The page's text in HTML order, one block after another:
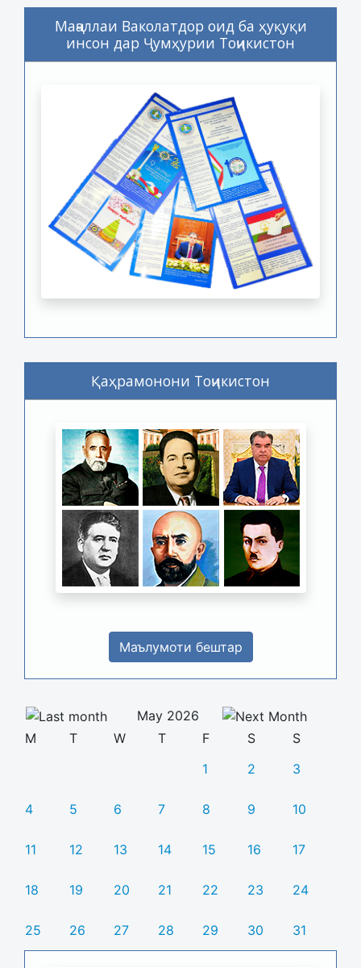
Маҷаллаи Ваколатдор оид ба ҳуқуқи
инсон дар Ҷумҳурии Тоҷикистон
Қаҳрамонони Тоҷикистон
Маълумоти бештар
May 2026
M
T W T F S
S
1
2 3
4 5 6 7 8 9 10
11 12 13 14 15 16 17
18 19 20 21 22 23 24
25 26 27 28 29 30 31